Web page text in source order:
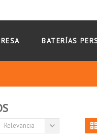
BATERÍAS
Relevancia